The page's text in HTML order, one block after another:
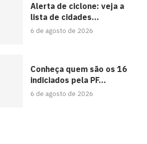
Alerta de ciclone: veja a
lista de cidades...
6 de agosto de 2026
Conheça quem são os 16
indiciados pela PF...
6 de agosto de 2026